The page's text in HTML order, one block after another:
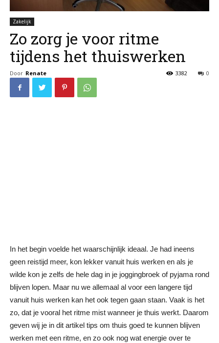
Zakelijk
Zo zorg je voor ritme
tijdens het thuiswerken
Door Renate 0
3382
In het begin voelde het waarschijnlijk ideaal. Je had ineens
geen reistijd meer, kon lekker vanuit huis werken en als je
wilde kon je zelfs de hele dag in je joggingbroek of pyjama rond
blijven lopen. Maar nu we allemaal al voor een langere tijd
vanuit huis werken kan het ook tegen gaan staan. Vaak is het
zo, dat je vooral het ritme mist wanneer je thuis werkt. Daarom
geven wij je in dit artikel tips om thuis goed te kunnen blijven
werken met een ritme, en zo ook nog wat energie over te